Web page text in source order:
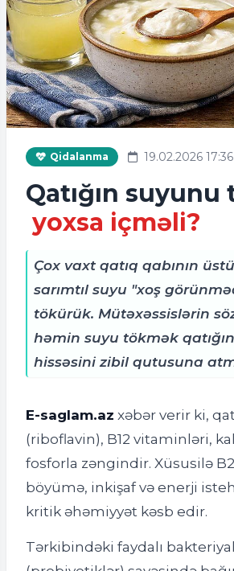
Qidalanma 19.02.2026 17:36
Qatığın
yoxsa içməli?
Çox vaxt qatıq qabının
sarımtıl suyu "xoş
tökürük. Mütəxəssislərin
həmin suyu tökmək
hissəsini zibil qutusuna
E-saglam.az xəbər verir ki,
(riboflavin), B12 vitaminləri,
fosforla zəngindir. Xüsusilə
böyümə, inkişaf və enerji
kritik əhəmiyyət kəsb edir.
Tərkibindəki faydalı